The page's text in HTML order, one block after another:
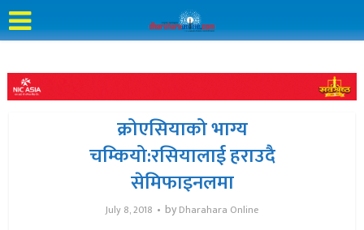
क्रोएसियाको भाग्य
चम्कियो:रसियालाई हराउदै
सेमिफाइनलमा
July 8, 2018 by Dharahara Online